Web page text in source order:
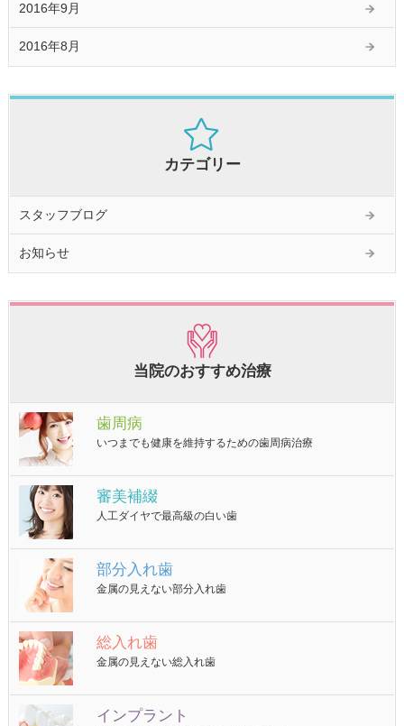
2016年9月
2016年8月
カテゴリー
スタッフブログ
お知らせ
当院のおすすめ治療
歯周病
いつまでも健康を維持するための歯周病治療
審美補綴
人工ダイヤで最高級の白い歯
部分入れ歯
金属の見えない部分入れ歯
総入れ歯
金属の見えない総入れ歯
インプラント